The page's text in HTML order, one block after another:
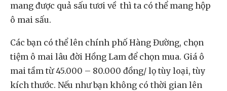
mang được quả sấu tươi về thì ta có thể mang hộp
ô mai sấu.
Các bạn có thể lên chính phố Hàng Đường, chọn
tiệm ô mai lâu đời Hồng Lam để chọn mua. Giá ô
mai tầm từ 45.000 – 80.000 đồng/ lọ tùy loại, tùy
kích thước. Nếu như bạn không có thời gian lên